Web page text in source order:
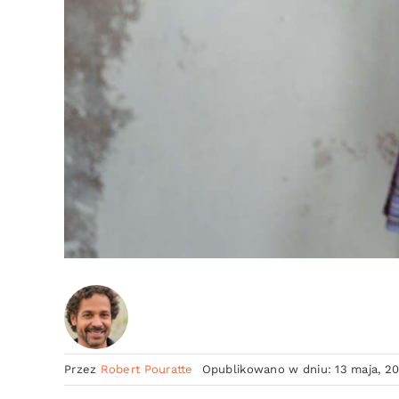
Przez Robert Pouratte Opublikowano w dniu: 13 maja,